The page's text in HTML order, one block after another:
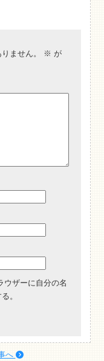
ません。
※ が
ウザーに自分の名
。
へ